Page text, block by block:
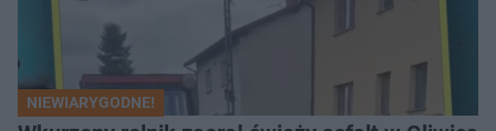
NIEWIARYGODNE!